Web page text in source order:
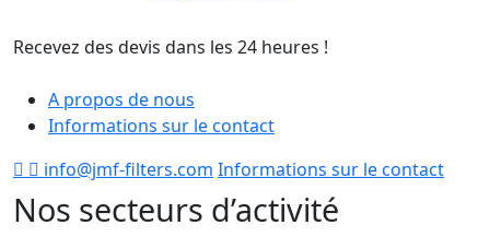
Recevez des devis dans les 24 heures !
A propos de nous
Informations sur le contact
info@jmf-filters.com Informations sur le contact
Nos secteurs d’activité